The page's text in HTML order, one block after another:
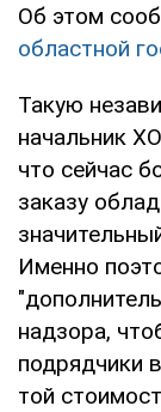
Об этом
областной
Такую
начальник
что сейчас
заказу
Именно
надзора,
подрядчики
той